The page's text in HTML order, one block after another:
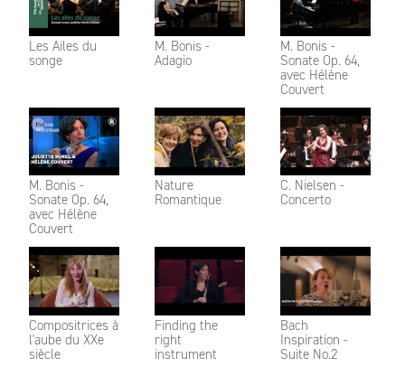
Les Ailes du
songe
M. Bonis -
Adagio
M. Bonis -
Sonate Op. 64,
avec Hélène
Couvert
M. Bonis -
Sonate Op. 64,
avec Hélène
Couvert
Nature
Romantique
C. Nielsen -
Concerto
Compositrices à
l'aube du XXe
siècle
Finding the
right
instrument
Bach
Inspiration -
Suite No.2